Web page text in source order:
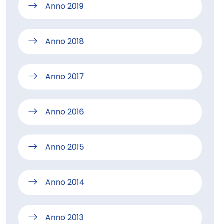
Anno 2019
Anno 2018
Anno 2017
Anno 2016
Anno 2015
Anno 2014
Anno 2013